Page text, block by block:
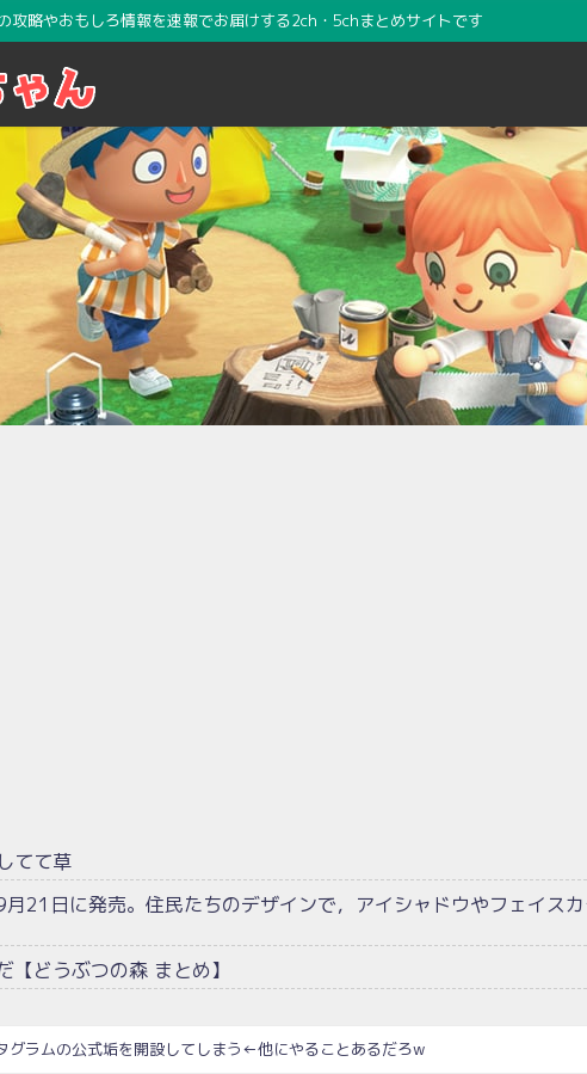
略やおもしろ情報を速報でお届けする2ch・5chまとめサイトです
てて草
21日に発売。住民たちのデザインで，アイシャドウやフェイス
【どうぶつの森 まとめ】
グラムの公式垢を開設してしまう←他にやることあるだろw